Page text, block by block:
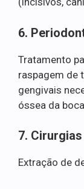
6.
Tratamento
raspagem de
gengivais
óssea da
7.
Extração de